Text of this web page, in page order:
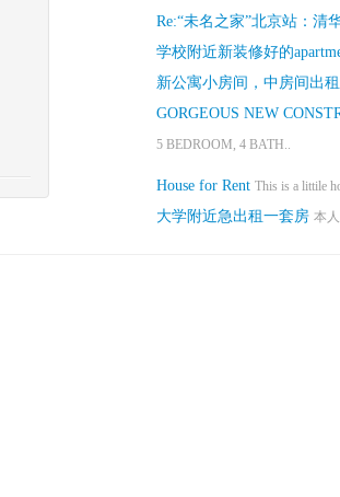
Re:“未名之家”北京站：清
学校附近新装修好的
新公寓小房间，中房间出租
GORGEOUS NEW
5 BEDROOM, 4 BATH..
House for Rent This is a littile
大学附近急出租一套房 本